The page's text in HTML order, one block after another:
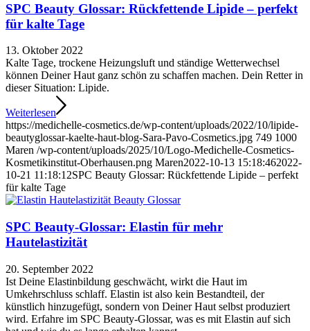
SPC Beauty Glossar: Rückfettende Lipide – perfekt
für kalte Tage
13. Oktober 2022
Kalte Tage, trockene Heizungsluft und ständige Wetterwechsel
können Deiner Haut ganz schön zu schaffen machen. Dein Retter in
dieser Situation: Lipide.
Weiterlesen
https://medichelle-cosmetics.de/wp-content/uploads/2022/10/lipide-
beautyglossar-kaelte-haut-blog-Sara-Pavo-Cosmetics.jpg 749 1000
Maren /wp-content/uploads/2025/10/Logo-Medichelle-Cosmetics-
Kosmetikinstitut-Oberhausen.png Maren2022-10-13 15:18:462022-
10-21 11:18:12SPC Beauty Glossar: Rückfettende Lipide – perfekt
für kalte Tage
SPC Beauty-Glossar: Elastin für mehr
Hautelastizität
20. September 2022
Ist Deine Elastinbildung geschwächt, wirkt die Haut im
Umkehrschluss schlaff. Elastin ist also kein Bestandteil, der
künstlich hinzugefügt, sondern von Deiner Haut selbst produziert
wird. Erfahre im SPC Beauty-Glossar, was es mit Elastin auf sich